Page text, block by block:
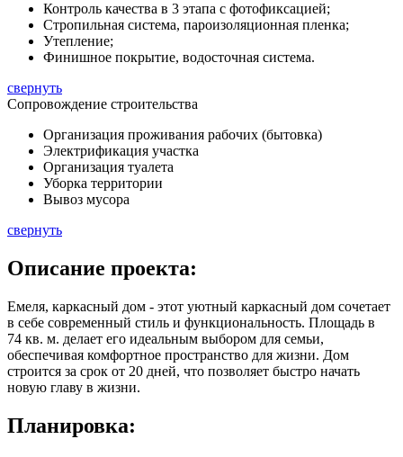
Контроль качества в 3 этапа с фотофиксацией;
Стропильная система, пароизоляционная пленка;
Утепление;
Финишное покрытие, водосточная система.
свернуть
Сопровождение строительства
Организация проживания рабочих (бытовка)
Электрификация участка
Организация туалета
Уборка территории
Вывоз мусора
свернуть
Описание проекта:
Емеля, каркасный дом - этот уютный каркасный дом сочетает
в себе современный стиль и функциональность. Площадь в
74 кв. м. делает его идеальным выбором для семьи,
обеспечивая комфортное пространство для жизни. Дом
строится за срок от 20 дней, что позволяет быстро начать
новую главу в жизни.
Планировка: